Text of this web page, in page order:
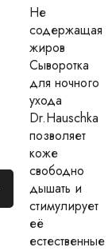
Не
содержащая
жиров
Сыворотка
для ночного
ухода
Dr.Hauschka
позволяет
коже
свободно
дышать и
стимулирует
её
естественные